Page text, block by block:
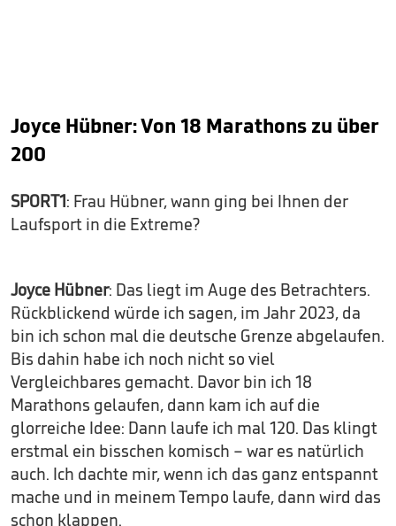
Joyce Hübner: Von 18 Marathons zu über
200
SPORT1: Frau Hübner, wann ging bei Ihnen der
Laufsport in die Extreme?
Joyce Hübner: Das liegt im Auge des Betrachters.
Rückblickend würde ich sagen, im Jahr 2023, da
bin ich schon mal die deutsche Grenze abgelaufen.
Bis dahin habe ich noch nicht so viel
Vergleichbares gemacht. Davor bin ich 18
Marathons gelaufen, dann kam ich auf die
glorreiche Idee: Dann laufe ich mal 120. Das klingt
erstmal ein bisschen komisch – war es natürlich
auch. Ich dachte mir, wenn ich das ganz entspannt
mache und in meinem Tempo laufe, dann wird das
schon klappen.